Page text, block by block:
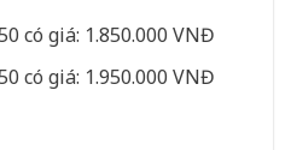
có giá: 1.850.000 VNĐ
có giá: 1.950.000 VNĐ